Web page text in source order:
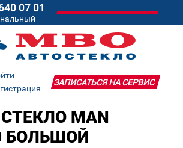
07 01
ЗАПИСАТЬСЯ НА СЕРВИС
MAN
БОЛЬШОЙ